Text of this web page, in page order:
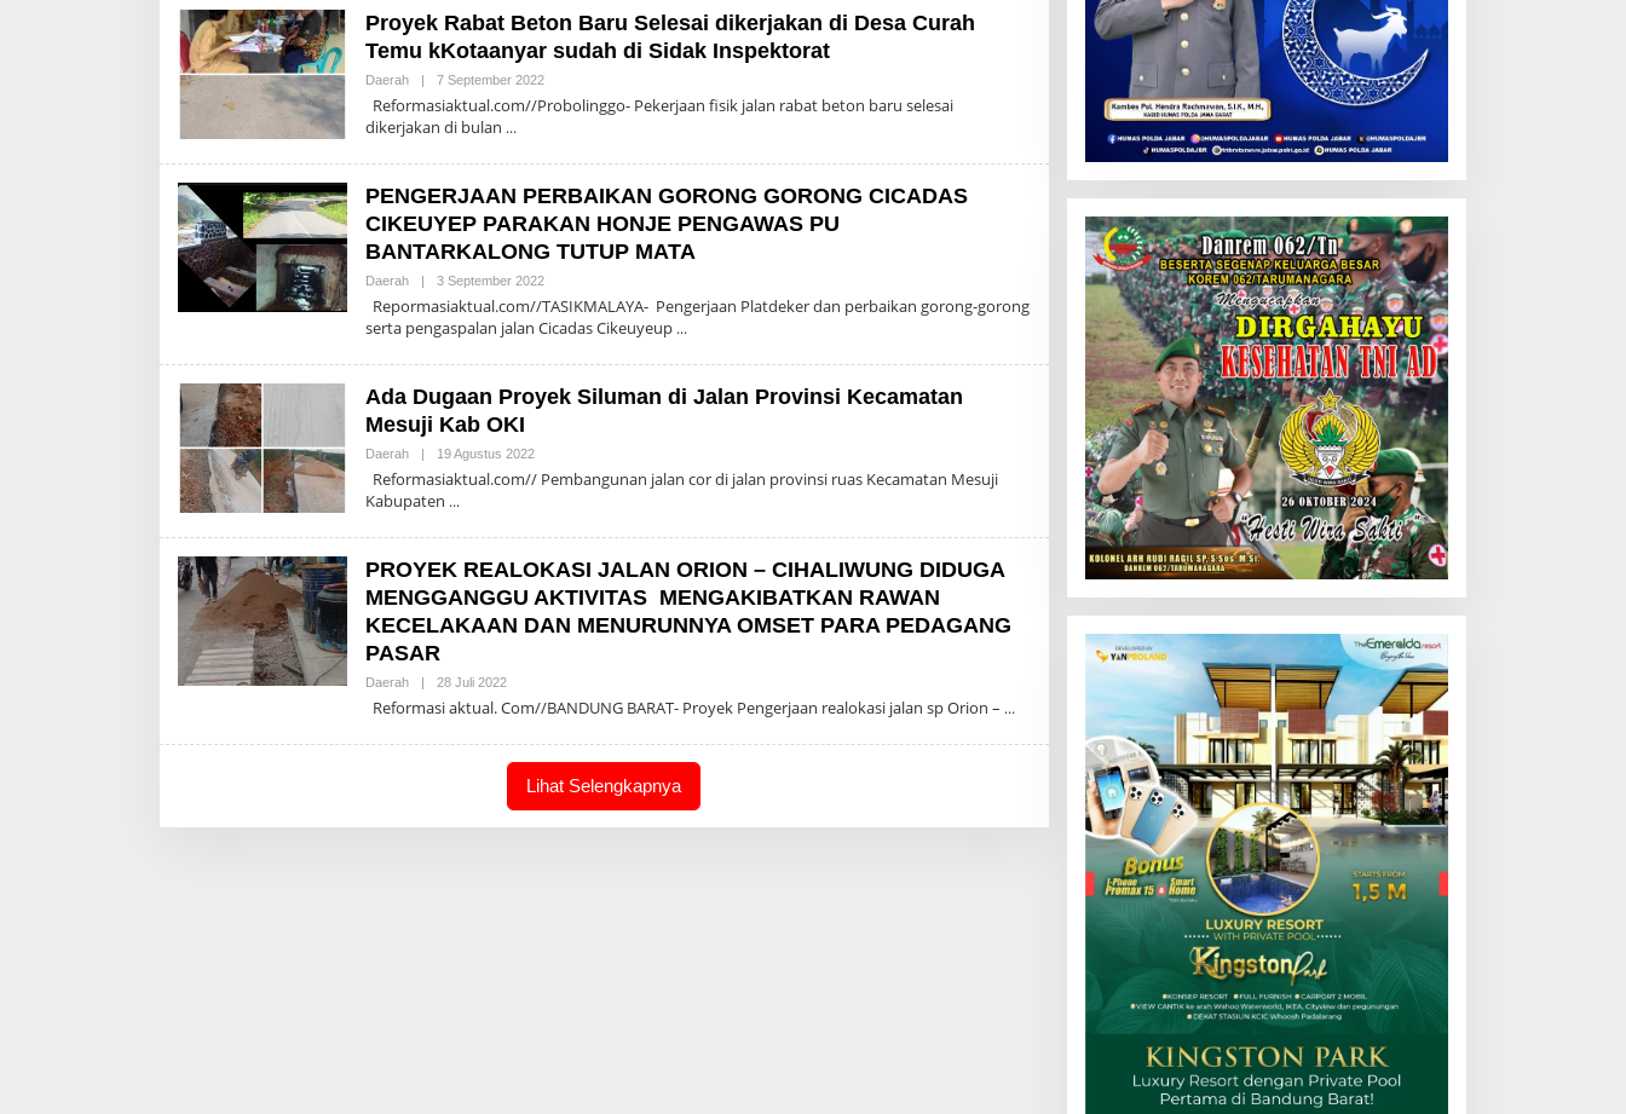
Proyek Rabat Beton Baru Selesai dikerjakan di Desa Curah
Temu kKotaanyar sudah di Sidak Inspektorat
Daerah 7 September 2022Oleh
Reformasiaktual.com//Probolinggo- Pekerjaan fisik jalan rabat beton baru selesai
dikerjakan di bulan
PENGERJAAN PERBAIKAN GORONG GORONG CICADAS
CIKEUYEP PARAKAN HONJE PENGAWAS PU
BANTARKALONG TUTUP MATA
Daerah 3 September 2022Oleh
Repormasiaktual.com//TASIKMALAYA- Pengerjaan Platdeker dan perbaikan gorong-gorong
serta pengaspalan jalan Cicadas Cikeuyeup
Ada Dugaan Proyek Siluman di Jalan Provinsi Kecamatan
Mesuji Kab OKI
Daerah 19 Agustus 2022Oleh
Reformasiaktual.com// Pembangunan jalan cor di jalan provinsi ruas Kecamatan Mesuji
Kabupaten
PROYEK REALOKASI JALAN ORION – CIHALIWUNG DIDUGA
MENGGANGGU AKTIVITAS MENGAKIBATKAN RAWAN
KECELAKAAN DAN MENURUNNYA OMSET PARA PEDAGANG
PASAR
Daerah 28 Juli 2022Oleh
Reformasi aktual. Com//BANDUNG BARAT- Proyek Pengerjaan realokasi jalan sp Orion –
Lihat Selengkapnya